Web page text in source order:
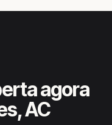
agora
AC